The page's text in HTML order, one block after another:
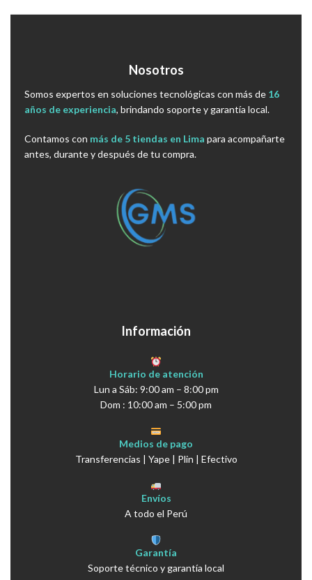
Nosotros
Somos expertos en soluciones tecnológicas con más de 16
años de experiencia, brindando soporte y garantía local.
Contamos con más de 5 tiendas en Lima para acompañarte
antes, durante y después de tu compra.
Información
Horario de atención
Lun a Sáb: 9:00 am – 8:00 pm
Dom : 10:00 am – 5:00 pm
Medios de pago
Transferencias | Yape | Plin | Efectivo
Envíos
A todo el Perú
Garantía
Soporte técnico y garantía local